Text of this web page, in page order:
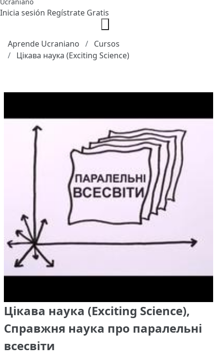
Inicia sesión Regístrate Gratis
Aprende Ucraniano
Cursos
Цікава наука (Exciting Science)
Цікава наука (Exciting Science),
Справжня наука про паралельні
всесвіти